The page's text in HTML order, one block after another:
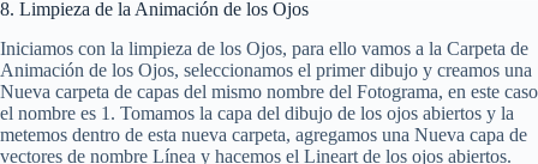
8. Limpieza de la Animación de los Ojos
Iniciamos con la limpieza de los Ojos, para ello vamos a la Carpeta de
Animación de los Ojos, seleccionamos el primer dibujo y creamos una
Nueva carpeta de capas del mismo nombre del Fotograma, en este caso
el nombre es 1. Tomamos la capa del dibujo de los ojos abiertos y la
metemos dentro de esta nueva carpeta, agregamos una Nueva capa de
vectores de nombre Línea y hacemos el Lineart de los ojos abiertos.